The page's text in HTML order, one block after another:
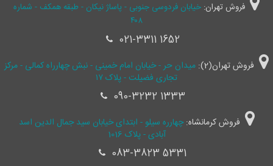
فروش تهران: خیابان فردوسی جنوبی - پاساژ نیکان - طبقه همکف - شماره
۴۰۸
021-3311 1652
فروش تهران(2):
میدان حر - خیابان امام خمینی - نبش چهارراه کمالی - مرکز
تجاری فضیلت - پلاک ۱۷
090-3232 1333
فروش کرمانشاه:چهارره سیلو - ابتدای خیابان سید جمال ‌الدین اسد
آبادی - پلاک 1016
083-3823 5331